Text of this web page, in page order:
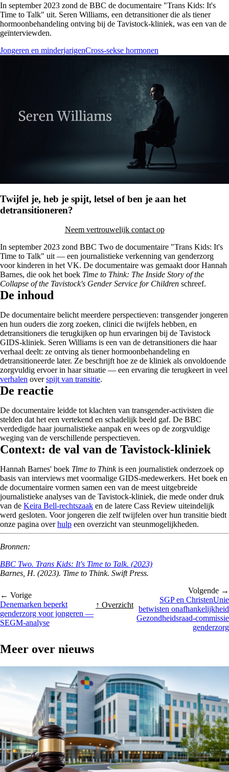
In september 2023 zond de BBC de documentaire "Trans Kids: It's
Time to Talk" uit. Seren Williams, een detransitioner die als tiener
hormoonbehandeling ontving bij de Tavistock-kliniek, was een van de
geïnterviewden.
Jongeren en minderjarigenCross-sekse hormonen
Twijfel je, heb je spijt, letsel of ben je aan het
detransitioneren?
Neem vertrouwelijk contact op
In september 2023 zond BBC Two de documentaire "Trans Kids: It's
Time to Talk" uit — een journalistieke verkenning van genderzorg
voor kinderen in het VK. De documentaire was gemaakt door Hannah
Barnes, die ook het boek Time to Think: The Inside Story of the
Collapse of the Tavistock's Gender Service for Children schreef.
De inhoud
De documentaire belicht meerdere perspectieven: transgender jongeren
en hun ouders die zorg zoeken, clinici die twijfels hebben, en
detransitioners die terugkijken op hun ervaringen bij de Tavistock
GIDS-kliniek. Seren Williams is een van de detransitioners die haar
verhaal deelt: ze ontving als tiener hormoonbehandeling en
detransitioneerde later. Ze beschrijft hoe ze de kliniek als onvoldoende
zorgvuldig ervoer in haar situatie — een ervaring die terugkeert in veel
verhalen overspijt van transitie.
De reactie
De documentaire leidde tot klachten van transgender-activisten die
stelden dat het een vertekend en schadelijk beeld gaf. De BBC
verdedigde haar journalistieke aanpak en wees op de zorgvuldige
weging van de verschillende perspectieven.
Context: de val van de Tavistock-kliniek
Hannah Barnes' boek Time to Thinkis een journalistiek onderzoek op
basis van interviews met voormalige GIDS-medewerkers. Het boek en
de documentaire vormen samen een van de meest uitgebreide
journalistieke analyses van de Tavistock-kliniek, die mede onder druk
van de Keira Bell-rechtszaak en de latere Cass Review uiteindelijk
werd gesloten. Voor jongeren die zelf twijfelen over hun transitie biedt
onze pagina overhulp een overzicht van steunmogelijkheden.
Bronnen:
BBC Two. Trans Kids: It's Time to Talk. (2023)
Barnes, H. (2023). Time to Think. Swift Press.
← Vorige
Denemarken beperkt
genderzorg voor jongeren —
SEGM-analyse
↑ Overzicht
Volgende →
SGP en ChristenUnie
betwisten onafhankelijkheid
Gezondheidsraad-commissie
genderzorg
Meer over nieuws